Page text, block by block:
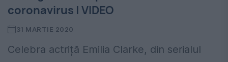
coronavirus | VIDEO
31 MARTIE 2020
Celebra actriță Emilia Clarke, din serialul